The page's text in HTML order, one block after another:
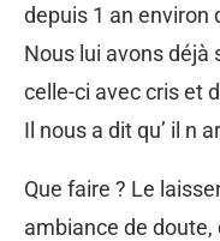
depuis 1 an environ
Nous lui avons déjà
celle-ci avec cris et
Il nous a dit qu’ il n
Que faire ? Le
ambiance de doute,